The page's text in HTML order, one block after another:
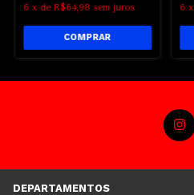
6 x de R$64,98 sem juros 6 x
DEPARTAMENTOS